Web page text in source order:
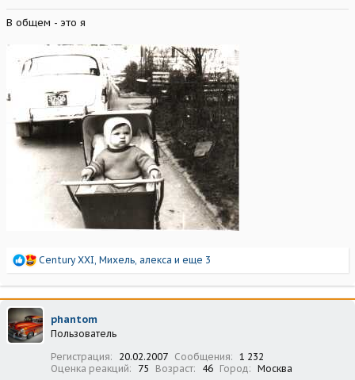
В общем - это я
Р
а
к
ц
и
и
Century XXI Михель алекса и еще 3
phantom
Пользователь
Регистрация
20.02.2007 Сообщения
1 232
Оценка реакций
75 Возраст 46 Город Москва